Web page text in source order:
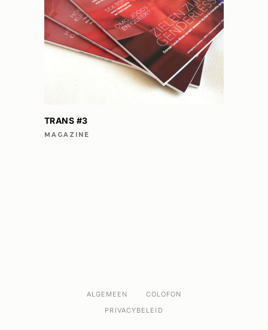
LEES VERDER
TRANS #3
MAGAZINE
ALGEMEEN
COLOFON
PRIVACYBELEID